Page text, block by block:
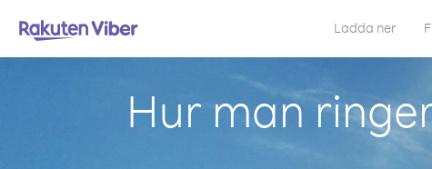
Ladda ner
Hur man